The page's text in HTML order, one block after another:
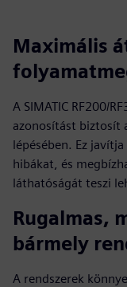
Maximális
A SIMATIC RF200/
azonosítást biztosít
lépésében. Ez
hibákat, és
láthatóságát teszi
Rugalmas,
bármely
A rendszerek